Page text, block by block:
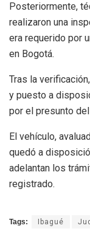
Posteriormente,
realizaron una
era requerido por
en Bogotá.
Tras la
y puesto a
por el presunto
El vehículo,
quedó a
adelantan los
registrado.
Tags: Ibagué